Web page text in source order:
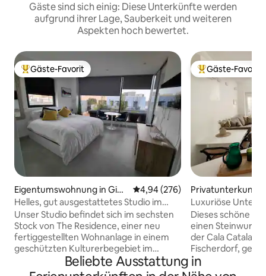
Gäste sind sich einig: Diese Unterkünfte werden
aufgrund ihrer Lage, Sauberkeit und weiteren
Aspekten hoch bewertet.
Beliebter Gäste-Favorit.
Gäste-Favorit
Eigentumswohnung in Gibr
altar
Durchschnittliche Bewertung:
4,94 (276)
Helles, gut ausgestattetes Studio im
Herzen von Gib.
Unser Studio befindet sich im sechsten
Stock von The Residence, einer neu
fertiggestellten Wohnanlage in einem
geschützten Kulturerbegebiet im
Herzen des wunderschönen Gibraltars.
Hier findest du alles, was du brauchst,
Beliebter Gäste-
Gäste-Favorit
Privatunterkunft
Luxuriöse
Dieses schöne
einen Steinwurf
der Cala
Fischerdorf,
spektakulärsten
Öffne morgens
Beliebte Ausstattung in